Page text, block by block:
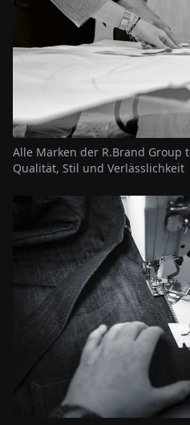
Alle Marken der R.Brand Group
Qualität, Stil und Verlässlichkeit